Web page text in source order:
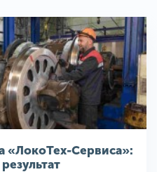
«ЛокоТех-Сервиса»: